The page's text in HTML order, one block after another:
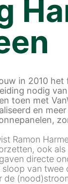
in 2010
nodig
toen met
en
Ramon
ook
directe
van